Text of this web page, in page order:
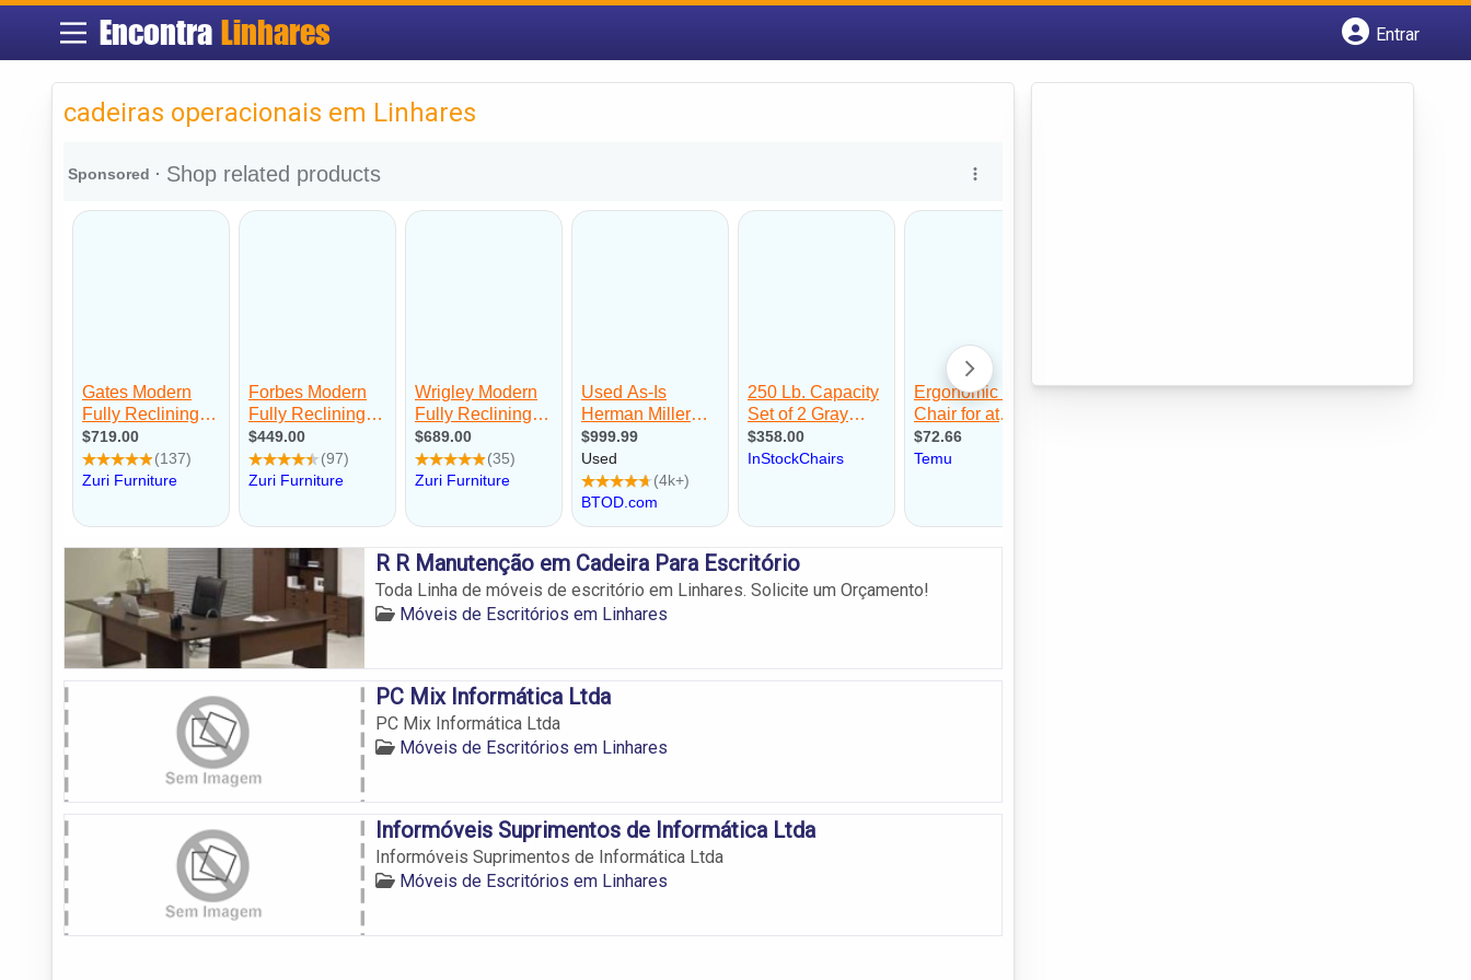
Encontra Linhares
Entrar
cadeiras operacionais em Linhares
R R Manutenção em Cadeira Para Escritório
Toda Linha de móveis de escritório em Linhares. Solicite um Orçamento!
Móveis de Escritórios em Linhares
PC Mix Informática Ltda
PC Mix Informática Ltda
Móveis de Escritórios em Linhares
Informóveis Suprimentos de Informática Ltda
Informóveis Suprimentos de Informática Ltda
Móveis de Escritórios em Linhares